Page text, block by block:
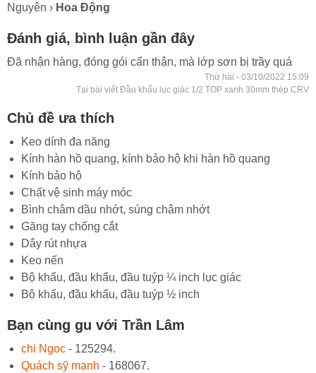
Nguyên › Hoa Động
Đánh giá, bình luận gần đây
Đã nhận hàng, đóng gói cẩn thận, mà lớp sơn bị trầy quá
Thứ hai - 03/10/2022 15:09
Tại bài viết Đầu khẩu lục giác 1/2 TOP xanh 30mm thép CRV
Chủ đề ưa thích
Keo dính đa năng
Kính hàn hồ quang, kính bảo hộ khi hàn hồ quang
Kính bảo hộ
Chất vệ sinh máy móc
Bình châm dầu nhớt, súng châm nhớt
Găng tay chống cắt
Dây rút nhựa
Keo nến
Bộ khẩu, đầu khẩu, đầu tuýp ¼ inch lục giác
Bộ khẩu, đầu khẩu, đầu tuýp ½ inch
Bạn cùng gu với Trần Lâm
chi Ngoc - 125294.
Quách sỹ mạnh - 168067.